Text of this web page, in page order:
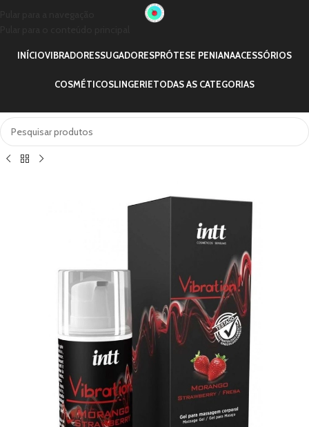
INÍCIOVIBRADORESSUGADORESPRÓTESE PENIANAACESSÓRIOS
COSMÉTICOSLINGERIETODAS AS CATEGORIAS